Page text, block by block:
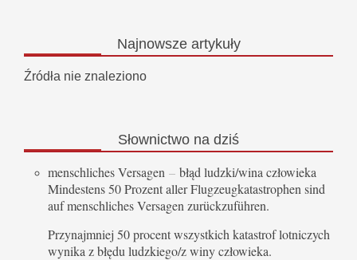
Najnowszeartykuły
Źródła nie znaleziono
Słownictwo na dziś
menschliches Versagen – błąd ludzki/wina człowieka
Mindestens 50 Prozent aller Flugzeugkatastrophen sind
auf menschliches Versagen zurückzuführen.
Przynajmniej 50 procent wszystkich katastrof lotniczych
wynika z błędu ludzkiego/z winy człowieka.